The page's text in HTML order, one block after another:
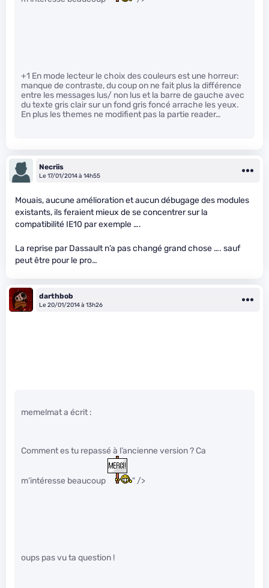
+1 En mode lecteur le choix des couleurs est une horreur:
manque de contraste, du coup on ne fait plus la différence
entre les messages lus/ non lus et la barre de gauche avec
du texte gris clair sur un fond gris foncé arrache les yeux.
En plus les themes ne modifient pas la partie reader…
Necriis
Le 17/01/2014 à 14h55
Mouais, aucune amélioration et aucun débugage des modules
existants, ils feraient mieux de se concentrer sur la
compatibilité IE10 par exemple ….
La reprise par Dassault n’a pas changé grand chose …. sauf
peut être pour le pro…
darthbob
Le 20/01/2014 à 13h26
memelmat a écrit :
Comment es tu repassé à l’ancienne version ? Ca
m’intéresse beaucoup " />
oups pas vu ta question !